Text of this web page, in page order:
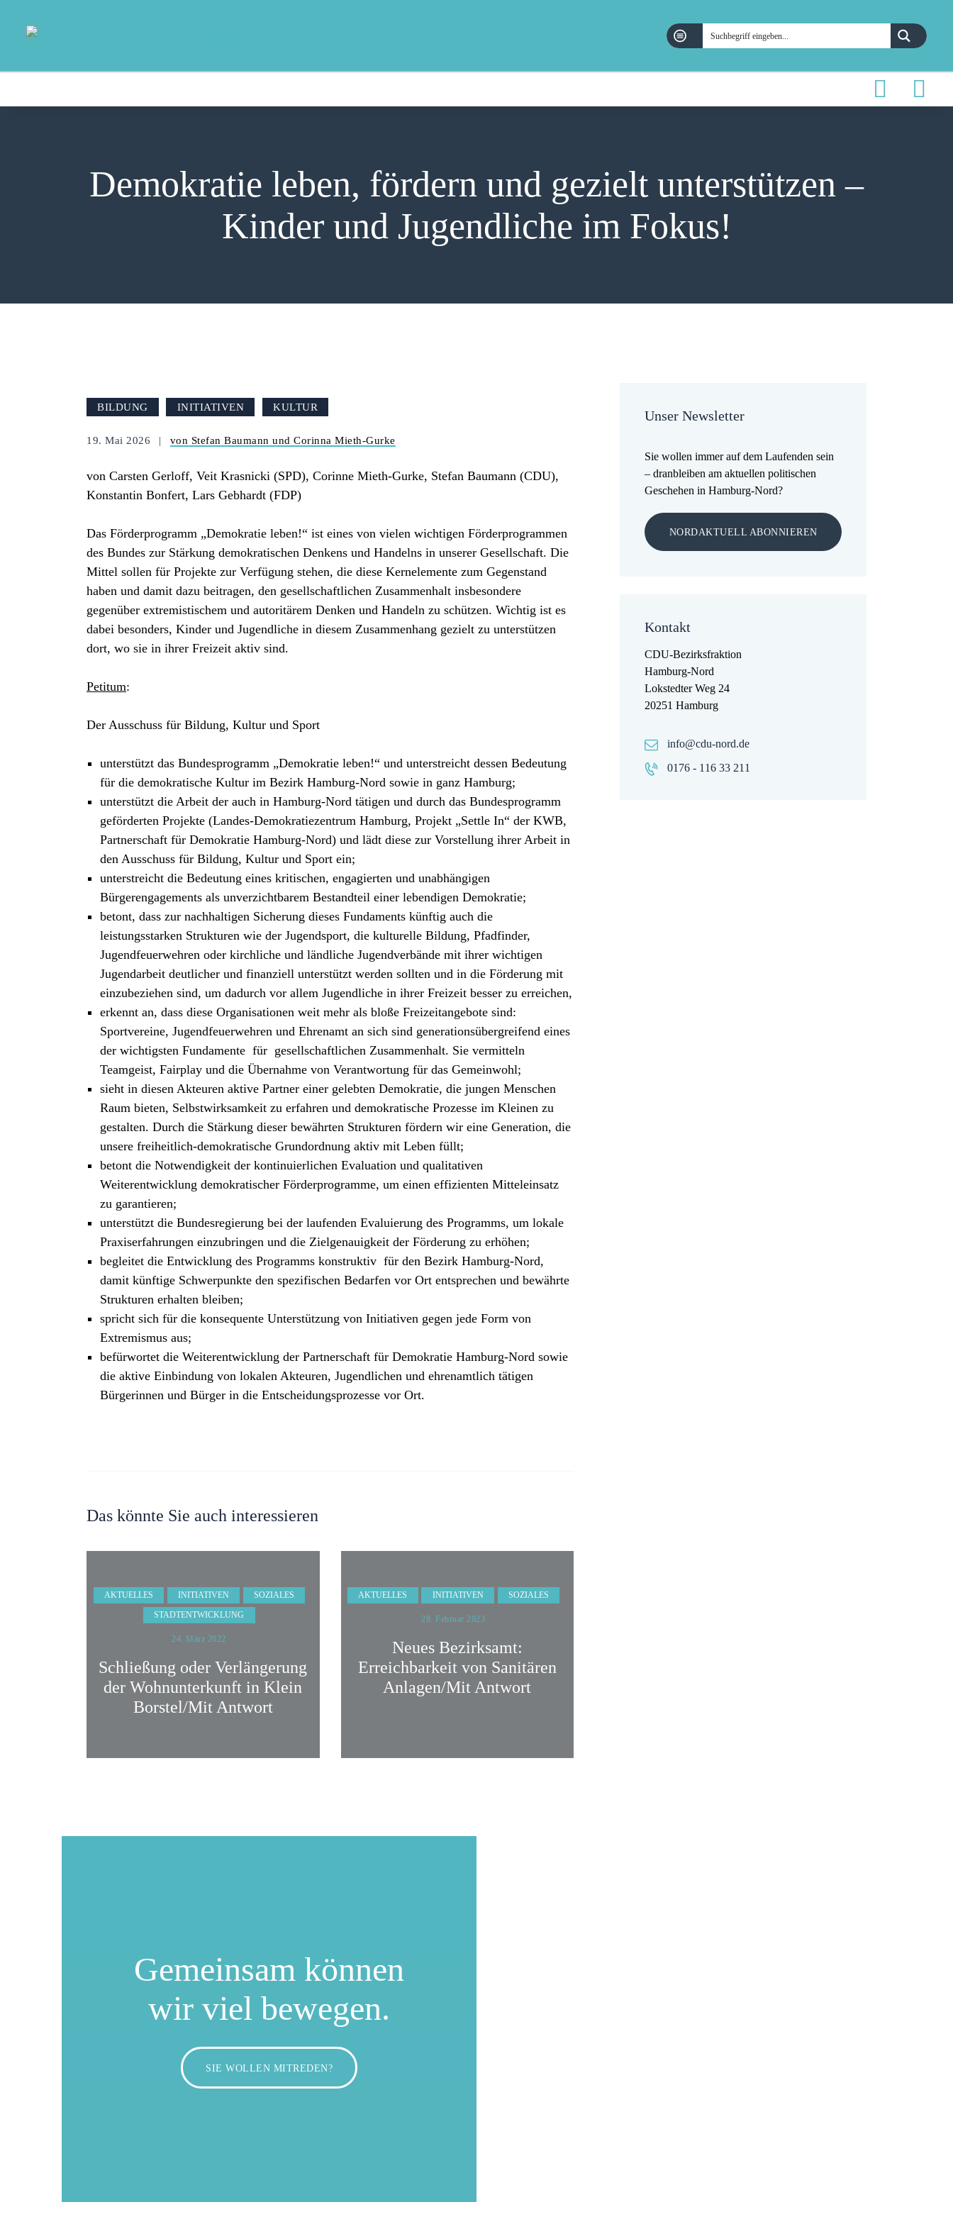
Demokratie leben, fördern und gezielt unterstützen –
Kinder und Jugendliche im Fokus!
AUSSCHÜSSE
KONTAKT
BILDUNG INITIATIVEN KULTUR
19. Mai 2026 von Stefan Baumann und Corinna Mieth-Gurke
von Carsten Gerloff, Veit Krasnicki (SPD), Corinne Mieth-Gurke, Stefan Baumann (CDU),
Konstantin Bonfert, Lars Gebhardt (FDP)
Das Förderprogramm „Demokratie leben!“ ist eines von vielen wichtigen Förderprogrammen
des Bundes zur Stärkung demokratischen Denkens und Handelns in unserer Gesellschaft. Die
Mittel sollen für Projekte zur Verfügung stehen, die diese Kernelemente zum Gegenstand
haben und damit dazu beitragen, den gesellschaftlichen Zusammenhalt insbesondere
gegenüber extremistischem und autoritärem Denken und Handeln zu schützen. Wichtig ist es
dabei besonders, Kinder und Jugendliche in diesem Zusammenhang gezielt zu unterstützen
dort, wo sie in ihrer Freizeit aktiv sind.
Petitum:
Der Ausschuss für Bildung, Kultur und Sport
unterstützt das Bundesprogramm „Demokratie leben!“ und unterstreicht dessen Bedeutung
für die demokratische Kultur im Bezirk Hamburg-Nord sowie in ganz Hamburg;
unterstützt die Arbeit der auch in Hamburg-Nord tätigen und durch das Bundesprogramm
geförderten Projekte (Landes-Demokratiezentrum Hamburg, Projekt „Settle In“ der KWB,
Partnerschaft für Demokratie Hamburg-Nord) und lädt diese zur Vorstellung ihrer Arbeit in
den Ausschuss für Bildung, Kultur und Sport ein;
unterstreicht die Bedeutung eines kritischen, engagierten und unabhängigen
Bürgerengagements als unverzichtbarem Bestandteil einer lebendigen Demokratie;
betont, dass zur nachhaltigen Sicherung dieses Fundaments künftig auch die
leistungsstarken Strukturen wie der Jugendsport, die kulturelle Bildung, Pfadfinder,
Jugendfeuerwehren oder kirchliche und ländliche Jugendverbände mit ihrer wichtigen
Jugendarbeit deutlicher und finanziell unterstützt werden sollten und in die Förderung mit
einzubeziehen sind, um dadurch vor allem Jugendliche in ihrer Freizeit besser zu erreichen,
erkennt an, dass diese Organisationen weit mehr als bloße Freizeitangebote sind:
Sportvereine, Jugendfeuerwehren und Ehrenamt an sich sind generationsübergreifend eines
der wichtigsten Fundamente für gesellschaftlichen Zusammenhalt. Sie vermitteln
Teamgeist, Fairplay und die Übernahme von Verantwortung für das Gemeinwohl;
sieht in diesen Akteuren aktive Partner einer gelebten Demokratie, die jungen Menschen
Raum bieten, Selbstwirksamkeit zu erfahren und demokratische Prozesse im Kleinen zu
gestalten. Durch die Stärkung dieser bewährten Strukturen fördern wir eine Generation, die
unsere freiheitlich-demokratische Grundordnung aktiv mit Leben füllt;
betont die Notwendigkeit der kontinuierlichen Evaluation und qualitativen
Weiterentwicklung demokratischer Förderprogramme, um einen effizienten Mitteleinsatz
zu garantieren;
unterstützt die Bundesregierung bei der laufenden Evaluierung des Programms, um lokale
Praxiserfahrungen einzubringen und die Zielgenauigkeit der Förderung zu erhöhen;
begleitet die Entwicklung des Programms konstruktiv für den Bezirk Hamburg-Nord,
damit künftige Schwerpunkte den spezifischen Bedarfen vor Ort entsprechen und bewährte
Strukturen erhalten bleiben;
spricht sich für die konsequente Unterstützung von Initiativen gegen jede Form von
Extremismus aus;
befürwortet die Weiterentwicklung der Partnerschaft für Demokratie Hamburg-Nord sowie
die aktive Einbindung von lokalen Akteuren, Jugendlichen und ehrenamtlich tätigen
Bürgerinnen und Bürger in die Entscheidungsprozesse vor Ort.
Das könnte Sie auch interessieren
AKTUELLES INITIATIVEN
SOZIALES
STADTENTWICKLUNG
24. März 2022
Schließung oder Verlängerung
der Wohnunterkunft in Klein
Borstel/Mit Antwort
AKTUELLES INITIATIVEN SOZIALES
28. Februar 2023
Neues Bezirksamt:
Erreichbarkeit von Sanitären
Anlagen/Mit Antwort
Unser Newsletter
Sie wollen immer auf dem Laufenden sein
– dranbleiben am aktuellen politischen
Geschehen in Hamburg-Nord?
NORDAKTUELL ABONNIEREN
Kontakt
CDU-Bezirksfraktion
Hamburg-Nord
Lokstedter Weg 24
20251 Hamburg
info@cdu-nord.de
0176 - 116 33 211
Gemeinsam können
wir viel bewegen.
SIE WOLLEN MITREDEN?